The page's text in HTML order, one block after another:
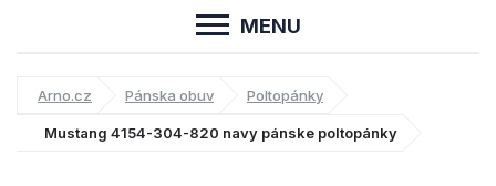
MENU
Arno.cz Pánska obuv Poltopánky
Mustang 4154-304-820 navy pánske poltopánky